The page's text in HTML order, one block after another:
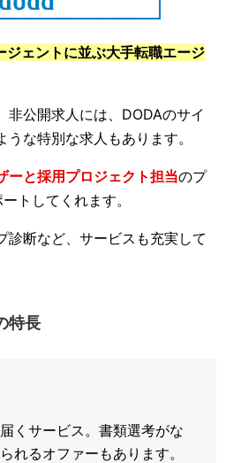
ジェントに並ぶ大手転職エージ
非公開求人には、DODAのサイ
うな特別な求人もあります。
ーと採用プロジェクト担当のプ
トしてくれます。
診断など、サービスも充実して
特長
くサービス。書類選考がな
れるオファーもあります。